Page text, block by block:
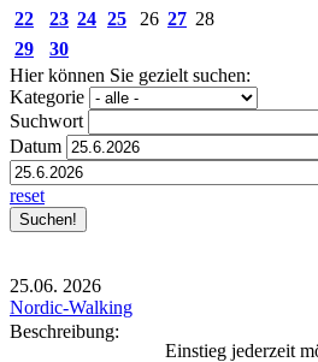
22
23 24 25 26 27 28
29
30
Hier können Sie gezielt suchen:
Kategorie
Suchwort
Datum
reset
25.06. 2026
Nordic-Walking
Beschreibung:
Einstieg jederzeit